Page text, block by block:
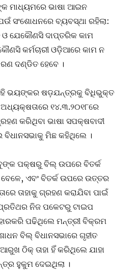
ମାଧ୍ୟମରେ ଭାଷା ଆଇନ
ସଂଶୋଧନରେ ବ୍ୟବସ୍ଥା ରହିଲା:
ଓ ଯେକୌଣସି ଦାପ୍ତରିକ କାମ
କର୍ମଚାରୀ ଓଡ଼ିଆରେ କାମ ନ
ଦଣ୍ଡିତ ହେବେ ।
ଭୟଙ୍କର ଷଡ଼ଯନ୍ତ୍ରକୁ ବିଧିଭୁକ୍ତ
୧୪.୩.୨୦୧୮ରେ
କରିଥିବା ଭାଷା ସପକ୍ଷବାଦୀ
ମିଛ କହିଥିଲେ ।
ପକ୍ଷରୁ ବିଲ୍ ଉପରେ ବିତର୍କ
ବେଳେ, ଏବଂ ବିତର୍କ ଉପରେ ଉତ୍ତର
ତାହାକୁ ଗ୍ରହଣ କରାଯିବା ପାଇଁ
ନିଜ ପକେଟରୁ ଟାଇପ
ପଢିଥିଲେ ମନ୍ତ୍ରୀ ବିକ୍ରମ
ବିଲ୍ ବିଧାନସଭାରେ ଗୃହୀତ
ଠିକ୍ ତାହା ହିଁ କରିଥିଲେ ଯାହା
ହୁକୁମ ଦେଇଥିଲା ।